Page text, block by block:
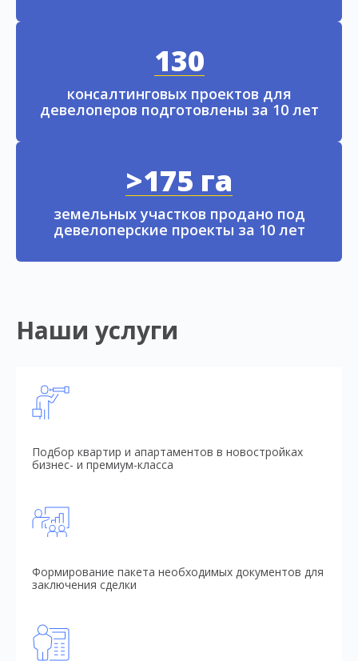
130
консалтинговых проектов для
девелоперов подготовлены за 10 лет
>175 га
земельных участков продано под
девелоперские проекты за 10 лет
Наши услуги
Подбор квартир и апартаментов в новостройках
бизнес- и премиум-класса
Формирование пакета необходимых документов для
заключения сделки